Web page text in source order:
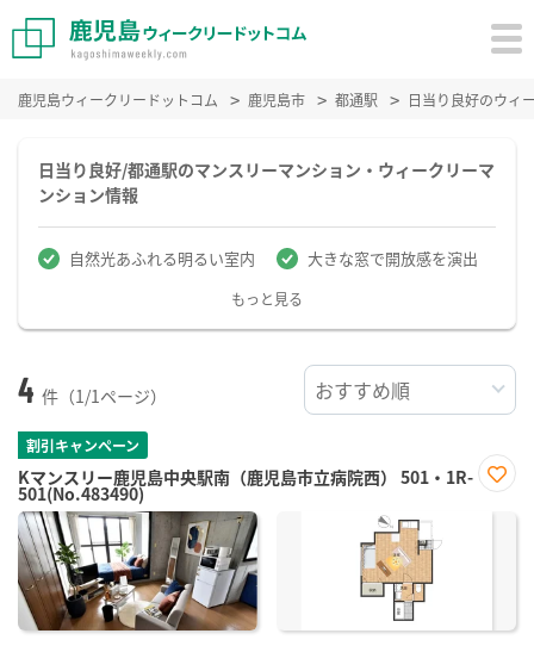
鹿児島ウィークリードットコム 鹿児島市 都通駅 日当り良好のウィ
日当り良好/都通駅のマンスリーマンション・ウィークリーマ
ンション情報
自然光あふれる明るい室内 大きな窓で開放感を演出
もっと見る
4 件（1/1ページ）
割引キャンペーン
Kマンスリー鹿児島中央駅南（鹿児島市立病院西） 501・1R-
501(No.483490)
に入